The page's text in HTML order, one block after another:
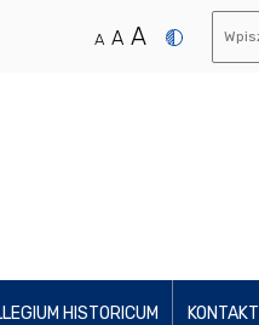
A A A
HISTORICUM KONTAKT